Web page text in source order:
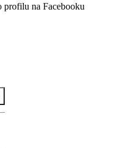
karcie
profilu na Facebooku